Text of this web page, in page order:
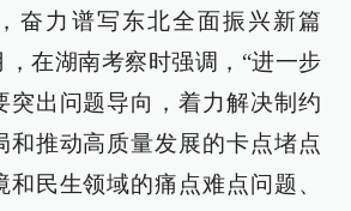
奋力谱写东北全面振兴新篇
，在湖南考察时强调，“进一步
突出问题导向，着力解决制约
和推动高质量发展的卡点堵点
民生领域的痛点难点问题、